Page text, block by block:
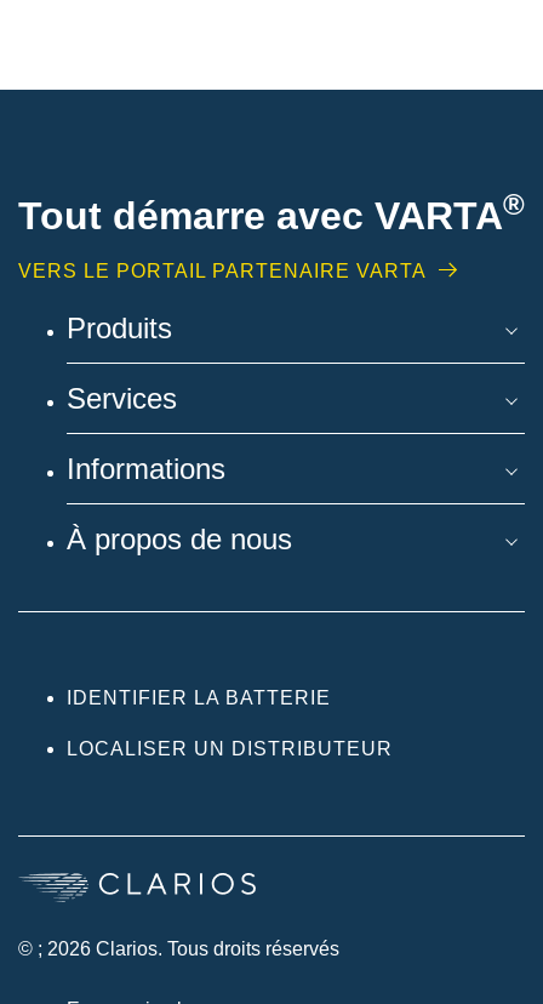
Tout démarre avec VARTA®
VERS LE PORTAIL PARTENAIRE VARTA
Produits
Services
Informations
À propos de nous
IDENTIFIER LA BATTERIE
LOCALISER UN DISTRIBUTEUR
© ; 2026 Clarios. Tous droits réservés